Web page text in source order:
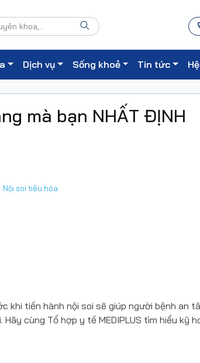
Dịch vụ Sống khoẻ Tin tức
mà bạn NHẤT ĐỊNH
Nội soi tiêu hóa
khi tiến hành nội soi sẽ giúp người bệnh an
cùng Tổ hợp y tế MEDIPLUS tìm hiểu kỹ